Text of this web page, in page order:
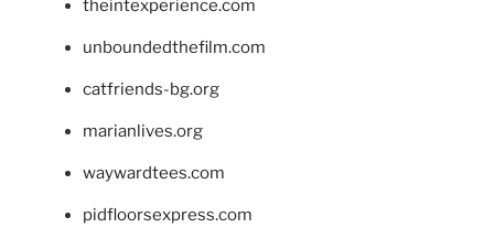
theintexperience.com
unboundedthefilm.com
catfriends-bg.org
marianlives.org
waywardtees.com
pidfloorsexpress.com